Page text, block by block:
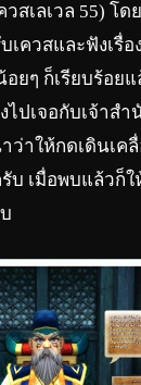
วสเลเวล 55) โ
ควสและฟังเรื่อ
ยๆ ก็เรียบร้อย
ไปเจอกับเจ้าส
าให้กดเดินเค
เมื่อพบแล้วก็ใ